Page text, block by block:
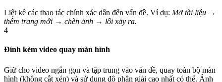
Liệt kê các thao tác chính xác dẫn đến vấn đề. Ví dụ: Mở tài liệu →
thêm trang mới → chèn ảnh → lỗi xảy ra.
4
Đính kèm video quay màn hình
Giữ cho video ngắn gọn và tập trung vào vấn đề, quay toàn bộ màn
hình (không cắt xén) và sử dụng độ phân giải cao nhất có thể. Ảnh